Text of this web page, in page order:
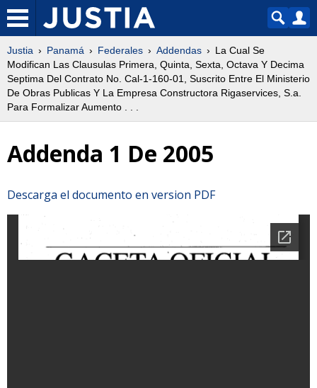
Justia Panamá Federales Addendas
La Cual Se
Modifican Las Clausulas Primera, Quinta, Sexta, Octava Y Decima
Septima Del Contrato No. Cal-1-160-01, Suscrito Entre El Ministerio
De Obras Publicas Y La Empresa Constructora Rigaservices, S.a.
Para Formalizar Aumento . . .
Addenda 1 De 2005
Descarga el documento en version PDF